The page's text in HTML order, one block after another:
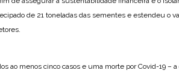
de 21 toneladas das sementes e estendeu o
ao menos cinco casos e uma morte por Covid-19 – a